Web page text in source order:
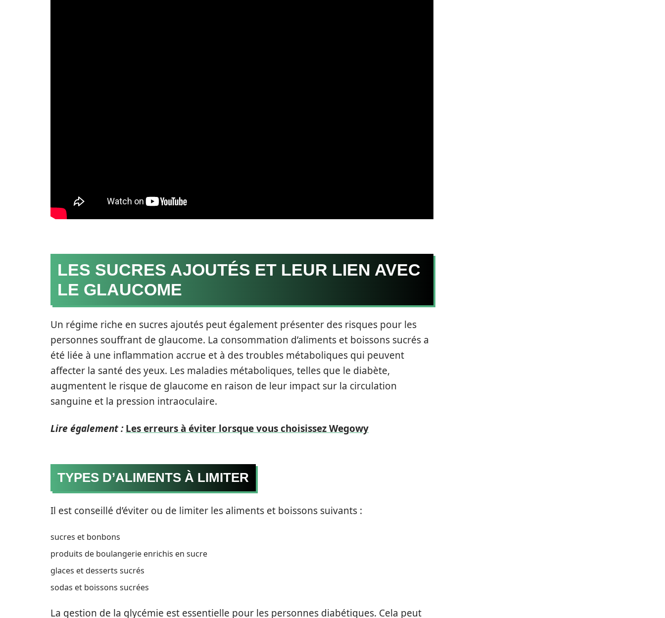
LES SUCRES AJOUTÉS ET LEUR LIEN AVEC
LE GLAUCOME
Un régime riche en sucres ajoutés peut également présenter des risques pour les
personnes souffrant de glaucome. La consommation d’aliments et boissons sucrés a
été liée à une inflammation accrue et à des troubles métaboliques qui peuvent
affecter la santé des yeux. Les maladies métaboliques, telles que le diabète,
augmentent le risque de glaucome en raison de leur impact sur la circulation
sanguine et la pression intraoculaire.
Lire également : Les erreurs à éviter lorsque vous choisissez Wegowy
TYPES D’ALIMENTS À LIMITER
Il est conseillé d’éviter ou de limiter les aliments et boissons suivants :
sucres et bonbons
produits de boulangerie enrichis en sucre
glaces et desserts sucrés
sodas et boissons sucrées
La gestion de la glycémie est essentielle pour les personnes diabétiques. Cela peut